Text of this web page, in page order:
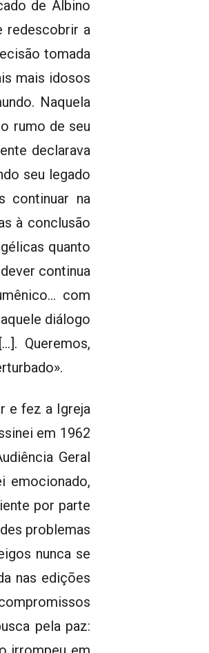
de Albino
redescobrir a
tomada
mais idosos
Naquela
rumo de seu
declarava
seu legado
continuar na
à conclusão
quanto
continua
com
diálogo
Queremos,
e fez a Igreja
em 1962
Geral
emocionado,
por parte
problemas
nunca se
nas edições
pela paz: